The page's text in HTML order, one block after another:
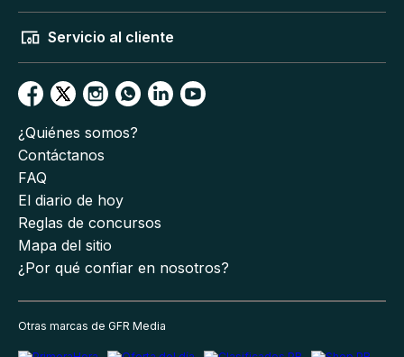
Servicio al cliente
¿Quiénes somos?
Contáctanos
FAQ
El diario de hoy
Reglas de concursos
Mapa del sitio
¿Por qué confiar en nosotros?
Otras marcas de GFR Media